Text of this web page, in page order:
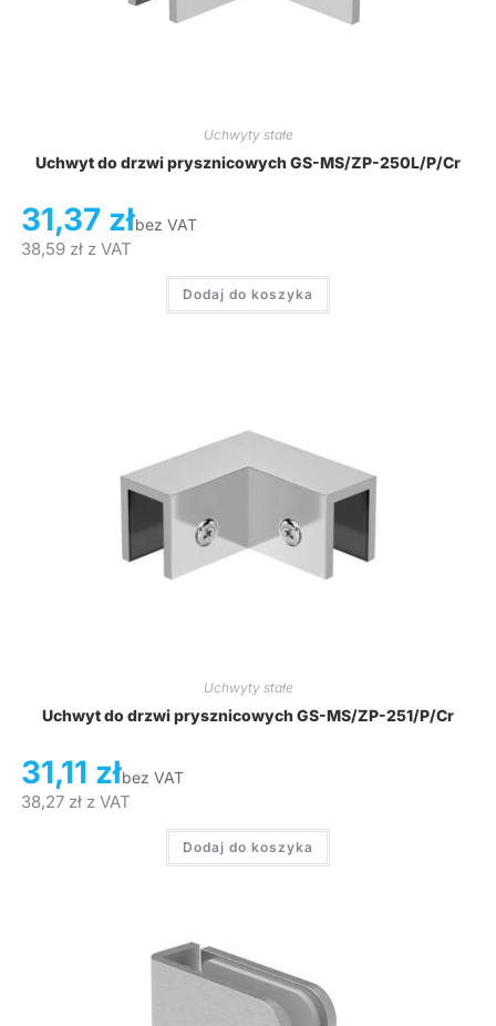
Uchwyty stałe
Uchwyt do drzwi prysznicowych GS-MS/ZP-250L/P/Cr
31,37 złbez VAT
38,59 złz VAT
Dodaj do koszyka
Uchwyty stałe
Uchwyt do drzwi prysznicowych GS-MS/ZP-251/P/Cr
31,11 złbez VAT
38,27 złz VAT
Dodaj do koszyka